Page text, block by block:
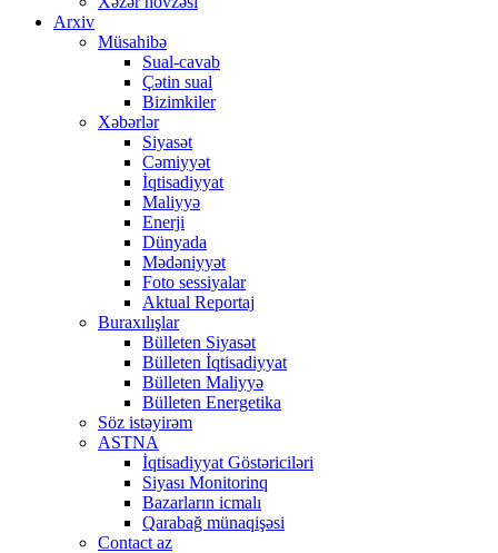
Arxiv
Müsahibə
Sual-cavab
Çətin sual
Bizimkiler
Xəbərlər
Siyasət
Cəmiyyət
İqtisadiyyat
Maliyyə
Enerji
Dünyada
Mədəniyyət
Foto sessiyalar
Aktual Reportaj
Buraxılışlar
Bülleten Siyasət
Bülleten İqtisadiyyat
Bülleten Maliyyə
Bülleten Energetika
Söz istəyirəm
ASTNA
İqtisadiyyat Göstəriciləri
Siyası Monitorinq
Bazarların icmalı
Qarabağ münaqişəsi
Contact az